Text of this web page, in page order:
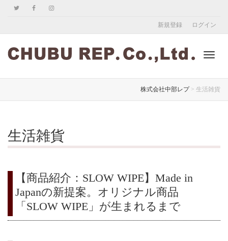
新規登録 ログイン
株式会社中部レプ> 生活雑貨
生活雑貨
【商品紹介：SLOW WIPE】Made in
Japanの新提案。オリジナル商品
「SLOW WIPE」が生まれるまで